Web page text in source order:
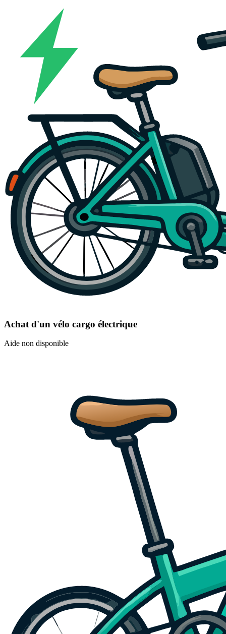
Achat d'un vélo cargo électrique
Aide non disponible